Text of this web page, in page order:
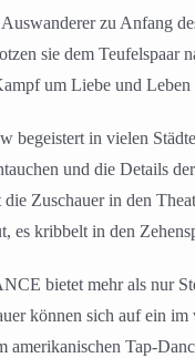
zu Anfang
sie dem Teufelspaar
um Liebe und Leben
begeistert in vielen
und die Details
Zuschauer in den
es kribbelt in den
bietet mehr als nur
können sich auf ein im
amerikanischen Tap-